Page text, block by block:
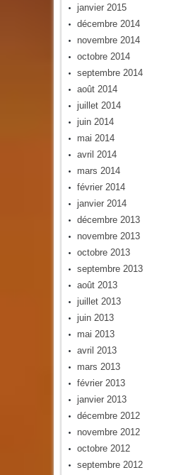
janvier 2015
décembre 2014
novembre 2014
octobre 2014
septembre 2014
août 2014
juillet 2014
juin 2014
mai 2014
avril 2014
mars 2014
février 2014
janvier 2014
décembre 2013
novembre 2013
octobre 2013
septembre 2013
août 2013
juillet 2013
juin 2013
mai 2013
avril 2013
mars 2013
février 2013
janvier 2013
décembre 2012
novembre 2012
octobre 2012
septembre 2012